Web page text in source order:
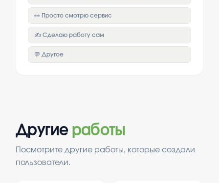
👀 Просто смотрю сервис
✍️ Сделаю работу сам
💬 Другое
Другие работы
Посмотрите другие работы, которые создали
пользователи.